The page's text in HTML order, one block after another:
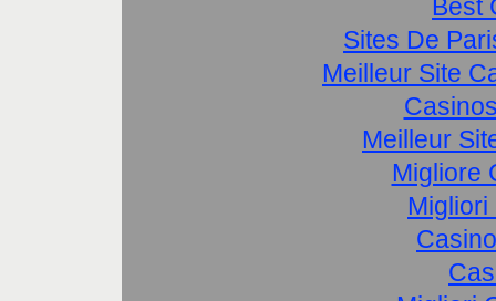
Best
Sites De
Meilleur Site
Meilleur
Migliore